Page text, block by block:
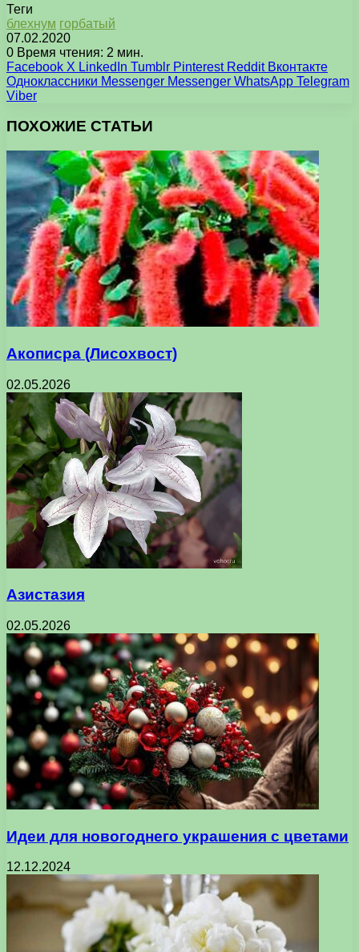
Теги
блехнум горбатый
07.02.2020
0 Время чтения: 2 мин.
Facebook X LinkedIn Tumblr Pinterest Reddit Вконтакте
Одноклассники Messenger Messenger WhatsApp Telegram
Viber
ПОХОЖИЕ СТАТЬИ
Акописра (Лисохвост)
02.05.2026
Азистазия
02.05.2026
Идеи для новогоднего украшения с цветами
12.12.2024